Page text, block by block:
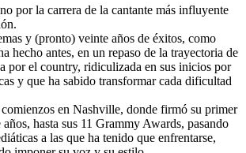
por la carrera de la cantante más influyente
y (pronto) veinte años de éxitos, como
hecho antes, en un repaso de la trayectoria de
por el country, ridiculizada en sus inicios por
y que ha sabido transformar cada dificultad
comienzos en Nashville, donde firmó su primer
hasta sus 11 Grammy Awards, pasando
a las que ha tenido que enfrentarse,